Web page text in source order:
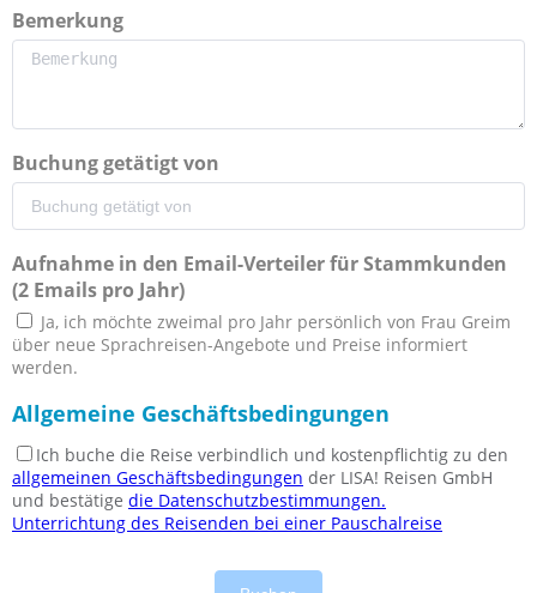
Bemerkung
Buchung getätigt von
Aufnahme in den Email-Verteiler für Stammkunden
(2 Emails pro Jahr)
Ja, ich möchte zweimal pro Jahr persönlich von Frau Greim
über neue Sprachreisen-Angebote und Preise informiert
werden.
Allgemeine Geschäftsbedingungen
Ich buche die Reise verbindlich und kostenpflichtig zu den
allgemeinen Geschäftsbedingungen der LISA! Reisen GmbH
und bestätige die Datenschutzbestimmungen.
Unterrichtung des Reisenden bei einer Pauschalreise